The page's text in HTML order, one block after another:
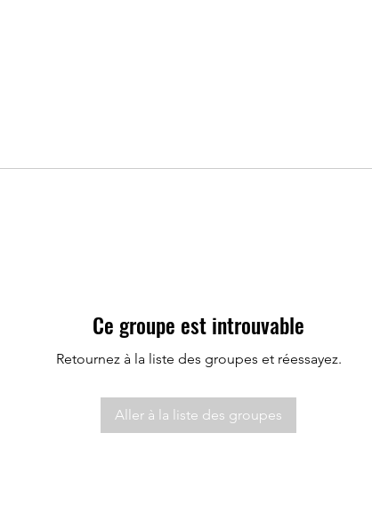
Ce groupe est introuvable
Retournez à la liste des groupes et réessayez.
Aller à la liste des groupes